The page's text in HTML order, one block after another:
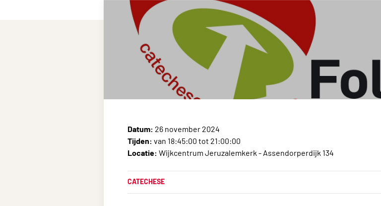
Datum: 26 november 2024
Tijden: van 18:45:00 tot 21:00:00
Locatie: Wijkcentrum Jeruzalemkerk - Assendorperdijk 134
CATECHESE